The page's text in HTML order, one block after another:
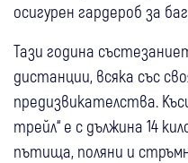
осигурен гардероб за
Тази година
дистанции, всяка със
предизвикателства.
трейл“ е с дължина 14
пътища, поляни и